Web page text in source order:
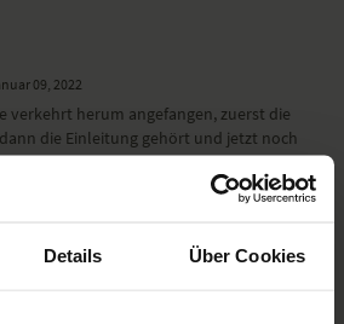
Details Über Cookies
09, 2022
verkehrt herum angefangen, zuerst die
die Einleitung gehört und jetzt noch
das geht bestimmt auch so... Vielen
und hoffe, ich halte durch, trotz der